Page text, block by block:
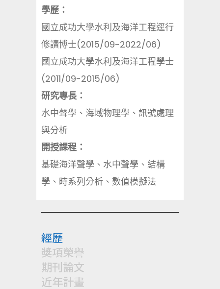
學歷：
國立成功大學水利及海洋工程逕行
修讀博士(2015/09-2022/06)
國立成功大學水利及海洋工程學士
(2011/09-2015/06)
研究專長：
水中聲學、海域物理學、訊號處理
與分析
開授課程：
基礎海洋聲學、水中聲學、結構
學、時系列分析、數值模擬法
經歷
獎項榮譽
期刊論文
近年計畫